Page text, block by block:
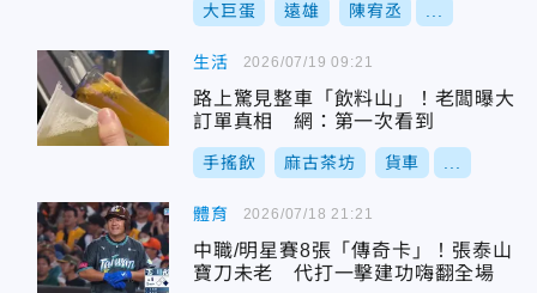
大巨蛋 遠雄 陳宥丞
生活
路上驚見整車「飲料山」！老闆曝大
訂單真相 網：第一次看到
手搖飲 麻古茶坊 貨車
2026/07/19 09:21
體育
中職/明星賽8張「傳奇卡」！張泰山
寶刀未老 代打一擊建功嗨翻全場
2026/07/18 21:21